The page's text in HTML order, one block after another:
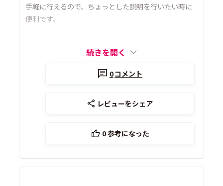
手軽に行えるので、ちょっとした説明を行いたい時に
便利です。
続きを開く
0コメント
レビューをシェア
0参考になった